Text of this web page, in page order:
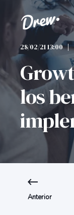
28/02/21 13:00
los
Anterior